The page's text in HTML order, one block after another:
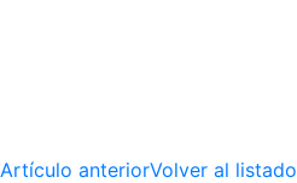
Artículo anteriorVolver al listado